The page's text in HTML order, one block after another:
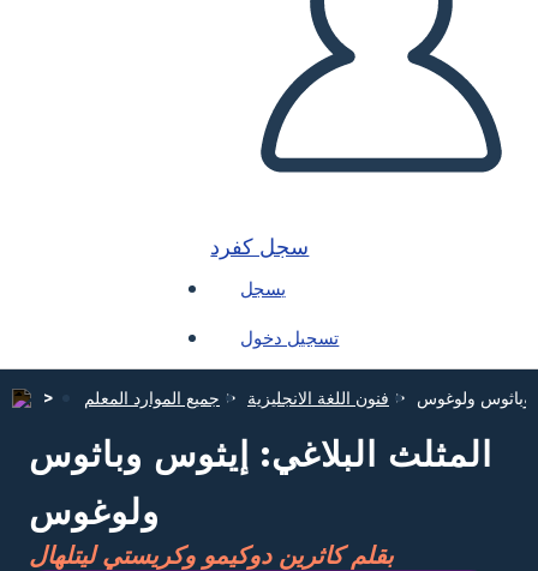
سجل كفرد
يسجل
تسجيل دخول
جميع الموارد المعلم فنون اللغة الانجليزية وباثوس ولوغوس
المثلث البلاغي: إيثوس وباثوس
ولوغوس
بقلم كاثرين دوكيمو وكريستي ليتلهال